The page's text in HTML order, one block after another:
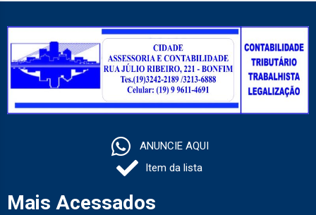
ANUNCIE AQUI
Item da lista
Mais Acessados